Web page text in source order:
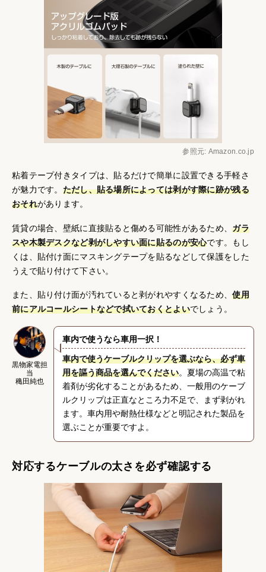
参照元: Amazon.co.jp
粘着テープ付きタイプは、貼るだけで簡単に設置できる手軽さ
が魅力です。 ただし、貼る場所によっては剥がす際に跡が残る
おそれがあります。
賃貸の場合、壁紙に直接貼ると傷める可能性があるため、ガラ
スや木製デスクなど剥がしやすい面に貼るのが安心です。もし
くは、貼付け面にマスキングテープを貼るなどして保護をした
うえで貼り付けて下さい。
また、貼り付け面が汚れていると剥がれやすくなるため、使用
前にアルコールシートなどで拭いておくとよいでしょう。
黒物家電担
当
穐田純也
車内で使うなら車用一択！
車内で使うケーブルクリップを選ぶなら、必ず車
用を謳う商品を選んでください。夏場の高温で粘
着剤が劣化することがあるため、一般用のケーブ
ルクリップは正直なところ力不足で、まず剥がれ
ます。車内用や耐熱仕様などと明記された製品を
選ぶことが重要ですよ。
対応するケーブルの太さを必ず確認する